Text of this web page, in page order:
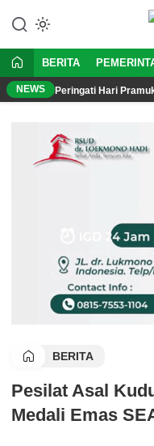
BERITA
NEWS Peringati Hari
BERITA
Pesilat Asal
Medali Emas